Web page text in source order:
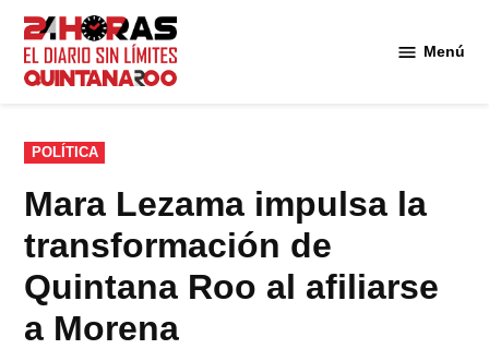
Saltar
contenido
Menú
PUBLICADO
EN
POLÍTICA
Mara Lezama impulsa la
transformación de
Quintana Roo al afiliarse
a Morena